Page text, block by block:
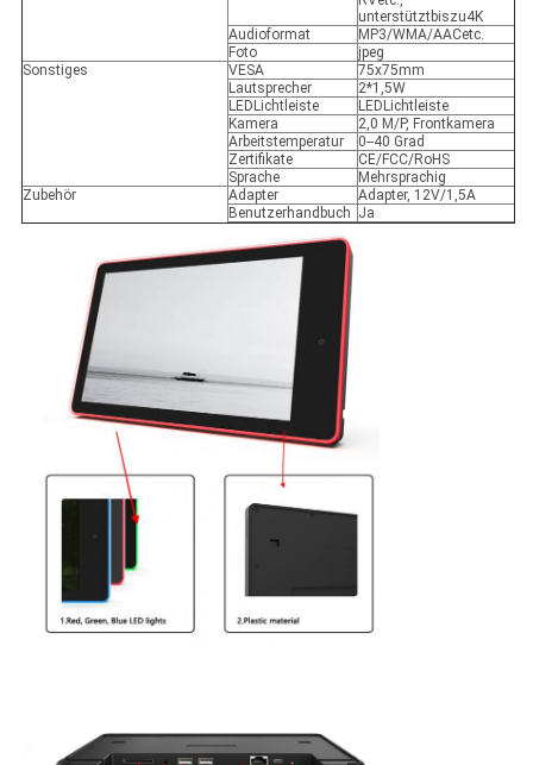
unterstütztbiszu4K
Audioformat
MP3/WMA/AACetc.
Foto
jpeg
Sonstiges
VESA
75x75mm
Lautsprecher
2*1,5W
LEDLichtleiste
LEDLichtleiste
Kamera
2,0 M/P, Frontkamera
Arbeitstemperatur
0--40 Grad
Zertifikate
CE/FCC/RoHS
Sprache
Mehrsprachig
Zubehör
Adapter
Adapter, 12V/1,5A
Benutzerhandbuch Ja